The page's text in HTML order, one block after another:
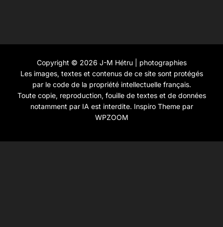
Copyright © 2026 J-M Hétru | photographies
Les images, textes et contenus de ce site sont protégés
par le code de la propriété intellectuelle français.
Toute copie, reproduction, fouille de textes et de données
notamment par IA est interdite. Inspiro Themepar
WPZOOM